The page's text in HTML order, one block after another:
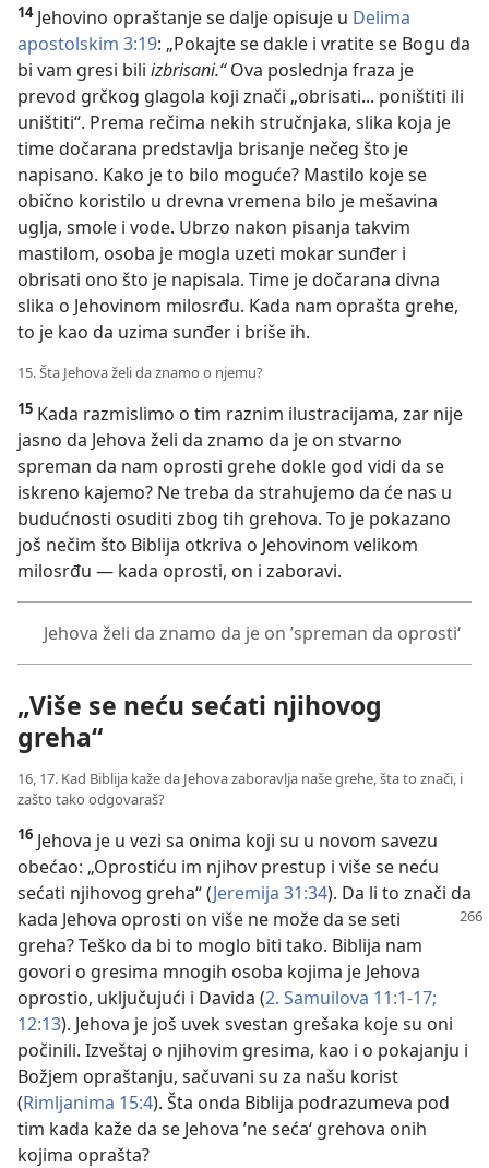
14Jehovino opraštanje se dalje opisuje u Delima
apostolskim 3:19: „Pokajte se dakle i vratite se Bogu da
bi vam gresi bili izbrisani.“Ova poslednja fraza je
prevod grčkog glagola koji znači „obrisati... poništiti ili
uništiti“. Prema rečima nekih stručnjaka, slika koja je
time dočarana predstavlja brisanje nečeg što je
napisano. Kako je to bilo moguće? Mastilo koje se
obično koristilo u drevna vremena bilo je mešavina
uglja, smole i vode. Ubrzo nakon pisanja takvim
mastilom, osoba je mogla uzeti mokar sunđer i
obrisati ono što je napisala. Time je dočarana divna
slika o Jehovinom milosrđu. Kada nam oprašta grehe,
to je kao da uzima sunđer i briše ih.
15. Šta Jehova želi da znamo o njemu?
15 Kada razmislimo o tim raznim ilustracijama, zar nije
jasno da Jehova želi da znamo da je on stvarno
spreman da nam oprosti grehe dokle god vidi da se
iskreno kajemo? Ne treba da strahujemo da će nas u
budućnosti osuditi zbog tih grehova. To je pokazano
još nečim što Biblija otkriva o Jehovinom velikom
milosrđu — kada oprosti, on i zaboravi.
Jehova želi da znamo da je on ’spreman da oprosti‘
„Više se neću sećati njihovog
greha“
16, 17. Kad Biblija kaže da Jehova zaboravlja naše grehe, šta to znači, i
zašto tako odgovaraš?
16 Jehova je u vezi sa onima koji su u novom savezu
obećao: „Oprostiću im njihov prestup i više se neću
sećati njihovog greha“ (Jeremija 31:34). Da li to znači da
kada Jehova oprosti on više ne može da se seti
greha? Teško da bi to moglo biti tako. Biblija nam
govori o gresima mnogih osoba kojima je Jehova
oprostio, uključujući i Davida (2. Samuilova 11:1-17;
12:13). Jehova je još uvek svestan grešaka koje su oni
počinili. Izveštaj o njihovim gresima, kao i o pokajanju i
Božjem opraštanju, sačuvani su za našu korist
(Rimljanima 15:4). Šta onda Biblija podrazumeva pod
tim kada kaže da se Jehova ’ne seća‘ grehova onih
kojima oprašta?